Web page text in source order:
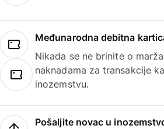
Međunarodna debitna
Nikada se ne brinite o
naknadama za transakcije
inozemstvu.
Pošaljite novac u